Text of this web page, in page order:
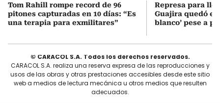
Tom Rahill rompe record de 96
pitones capturadas en 10 días: “Es
una terapia para exmilitares”
Represa para
Guajira quedó en
blanco’ pese a
© CARACOL S.A. Todos los derechos reservados.
CARACOL S.A. realiza una reserva expresa de las reproducciones y
usos de las obras y otras prestaciones accesibles desde este sitio
web a medios de lectura mecánica u otros medios que resulten
adecuados.